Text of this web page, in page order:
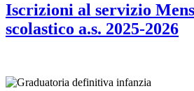
Iscrizioni al servizio
scolastico a.s. 2025-2026